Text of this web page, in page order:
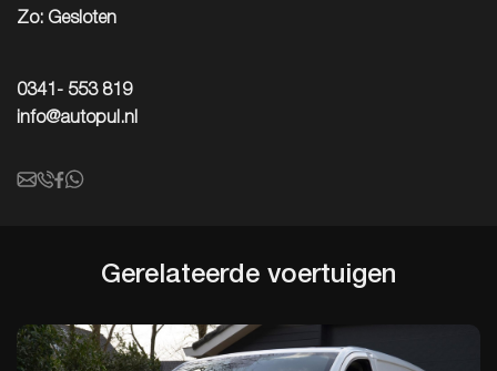
Zo: Gesloten
0341- 553 819
info@autopul.nl
Gerelateerde voertuigen